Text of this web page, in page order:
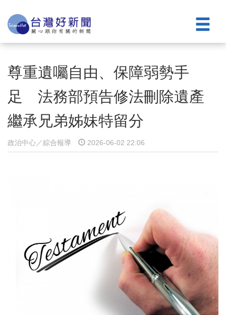
尊重遺囑自由、保障弱勢手
足 法務部預告修法刪除遺產
繼承兄弟姊妹特留分
政治中心／綜合報導 2026-06-02 22:06